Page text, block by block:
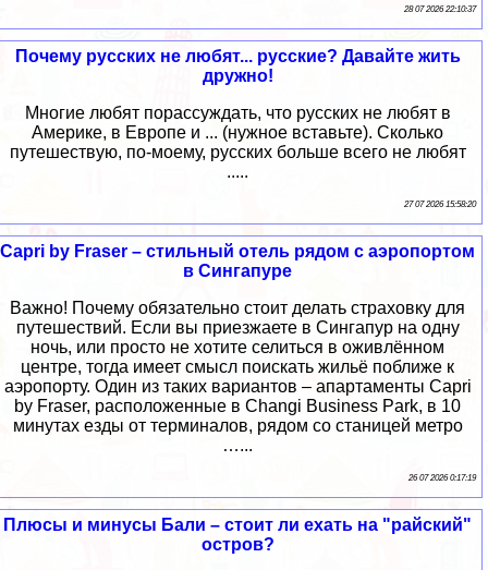
28 07 2026 22:10:37
Почему русских не любят... русские? Давайте жить
дружно!
Многие любят порассуждать, что русских не любят в
Америке, в Европе и ... (нужное вставьте). Сколько
путешествую, по-моему, русских больше всего не любят
.....
27 07 2026 15:58:20
Capri by Fraser – стильный отель рядом с аэропортом
в Сингапуре
Важно! Почему обязательно стоит делать страховку для
путешествий. Если вы приезжаете в Сингапур на одну
ночь, или просто не хотите селиться в оживлённом
центре, тогда имеет смысл поискать жильё поближе к
аэропорту. Один из таких вариантов – апартаменты Capri
by Fraser, расположенные в Changi Business Park, в 10
минутах езды от терминалов, рядом со станицей метро
…...
26 07 2026 0:17:19
Плюсы и минусы Бали – стоит ли ехать на "райский"
остров?